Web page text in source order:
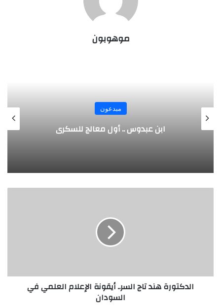
موهوبون
مبدعون
الألماني بنز مخترع السيارة الحديثة
السودان
الدكتورة هند تاج السر.. أيقونة الإعلام العلمي في
السودان